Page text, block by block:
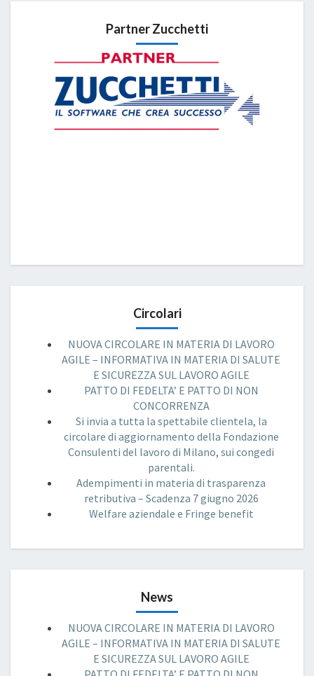
Partner Zucchetti
Circolari
NUOVA CIRCOLARE IN MATERIA DI LAVORO
AGILE – INFORMATIVA IN MATERIA DI SALUTE
E SICUREZZA SUL LAVORO AGILE
PATTO DI FEDELTA’ E PATTO DI NON
CONCORRENZA
Si invia a tutta la spettabile clientela, la
circolare di aggiornamento della Fondazione
Consulenti del lavoro di Milano, sui congedi
parentali.
Adempimenti in materia di trasparenza
retributiva – Scadenza 7 giugno 2026
Welfare aziendale e Fringe benefit
News
NUOVA CIRCOLARE IN MATERIA DI LAVORO
AGILE – INFORMATIVA IN MATERIA DI SALUTE
E SICUREZZA SUL LAVORO AGILE